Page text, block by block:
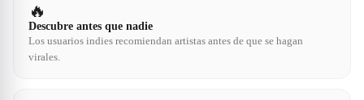
🔥
Descubre antes que nadie
Los usuarios indies recomiendan artistas antes de que se hagan
virales.